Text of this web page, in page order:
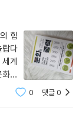
탕으로 회중이 스
산다는 건 단순한
능 때문에 제품을 구
한다. 그리고 이 회
힘
랍다
계
모로
0 댓글0